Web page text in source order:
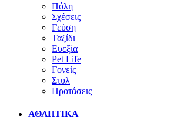
Πόλη
Σχέσεις
Γεύση
Ταξίδι
Ευεξία
Pet Life
Γονείς
Στυλ
Προτάσεις
ΑΘΛΗΤΙΚΑ